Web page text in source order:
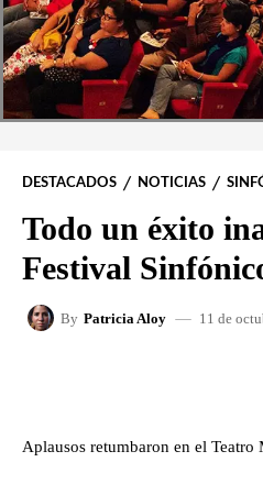
DESTACADOS NOTICIAS
Todo un éxito
Festival
By Patricia Aloy 11 de
Aplausos retumbaron en el Teatro